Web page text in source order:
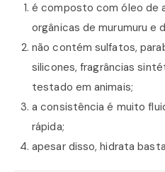
é composto com óleo de
orgânicas de murumuru e
não contém sulfatos,
silicones, fragrâncias
testado em animais;
a consistência é muito
rápida;
apesar disso, hidrata